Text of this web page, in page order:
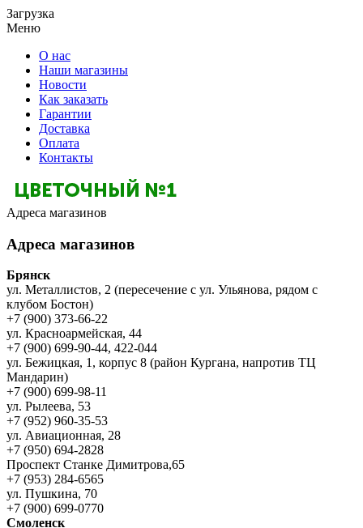
Загрузка
Меню
О нас
Наши магазины
Новости
Как заказать
Гарантии
Доставка
Оплата
Контакты
Адреса магазинов
Адреса магазинов
Брянск
ул. Металлистов, 2 (пересечение с ул. Ульянова, рядом с
клубом Бостон)
+7 (900) 373-66-22
ул. Красноармейская, 44
+7 (900) 699-90-44, 422-044
ул. Бежицкая, 1, корпус 8 (район Кургана, напротив ТЦ
Мандарин)
+7 (900) 699-98-11
ул. Рылеева, 53
+7 (952) 960-35-53
ул. Авиационная, 28
+7 (950) 694-2828
Проспект Станке Димитрова,65
+7 (953) 284-6565
ул. Пушкина, 70
+7 (900) 699-0770
Смоленск